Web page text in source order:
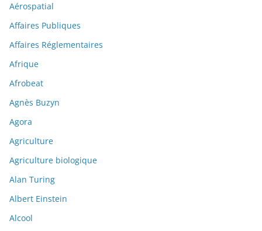
Aérospatial
Affaires Publiques
Affaires Réglementaires
Afrique
Afrobeat
Agnès Buzyn
Agora
Agriculture
Agriculture biologique
Alan Turing
Albert Einstein
Alcool